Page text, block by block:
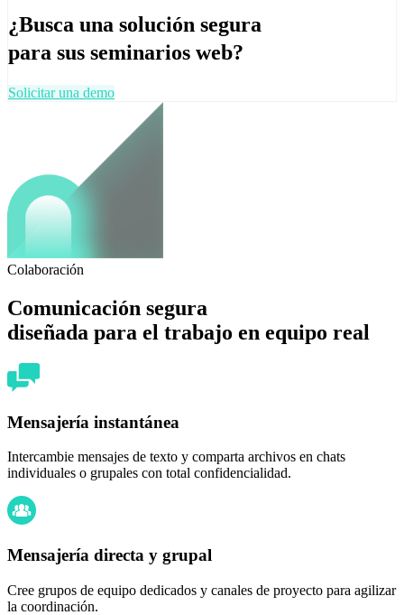
¿Busca una solución segura
para sus seminarios web?
Solicitar una demo
Colaboración
Comunicación segura
diseñada para el trabajo en equipo real
Mensajería instantánea
Intercambie mensajes de texto y comparta archivos en chats
individuales o grupales con total confidencialidad.
Mensajería directa y grupal
Cree grupos de equipo dedicados y canales de proyecto para agilizar
la coordinación.